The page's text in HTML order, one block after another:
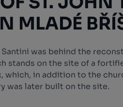
MLADÉ
Santini was behind the
stands on the site of a
which, in addition to the
was later built on the site.